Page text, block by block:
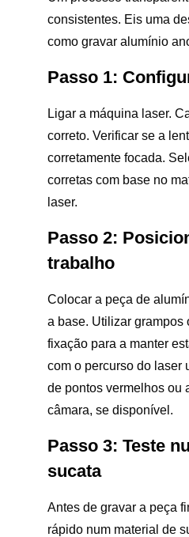
consistentes. Eis uma
como gravar alumínio
Passo 1:
Ligar a máquina laser.
correto. Verificar se a
corretamente focada.
corretas com base no
laser.
Passo 2:
trabalho
Colocar a peça de
a base. Utilizar grampos
fixação para a manter
com o percurso do laser
de pontos vermelhos ou
câmara, se disponível.
Passo 3: Teste
sucata
Antes de gravar a peça
rápido num material de